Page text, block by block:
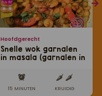
Hoofdgerecht
Snelle wok garnalen
in masala (garnalen in
Hindoestaanse
masala)
15 MINUTEN KRUIDIG